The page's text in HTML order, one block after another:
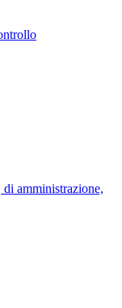
amministrazione,